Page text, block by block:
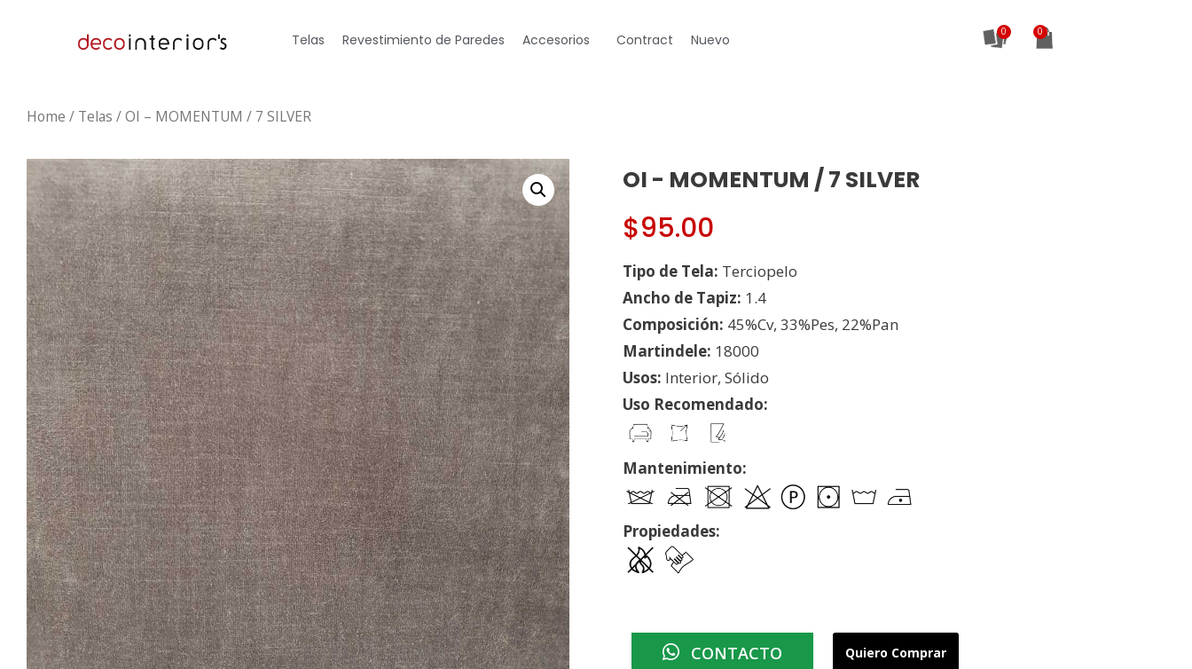
Telas Revestimiento de Paredes Accesorios Contract Nuevo 0
Home / Telas / OI – MOMENTUM / 7 SILVER
OI - MOMENTUM / 7 SILVER
$95.00
Tipo de Tela: Terciopelo
Ancho de Tapiz: 1.4
Composición: 45%Cv, 33%Pes, 22%Pan
Martindele: 18000
Usos: Interior, Sólido
Uso Recomendado:
Mantenimiento:
Propiedades:
CONTACTO Quiero Comprar